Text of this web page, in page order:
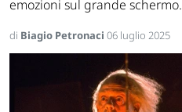
emozioni sul grande
di Biagio Petronaci 06 luglio 2025